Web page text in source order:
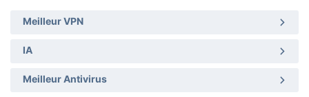
Meilleur VPN
IA
Meilleur Antivirus